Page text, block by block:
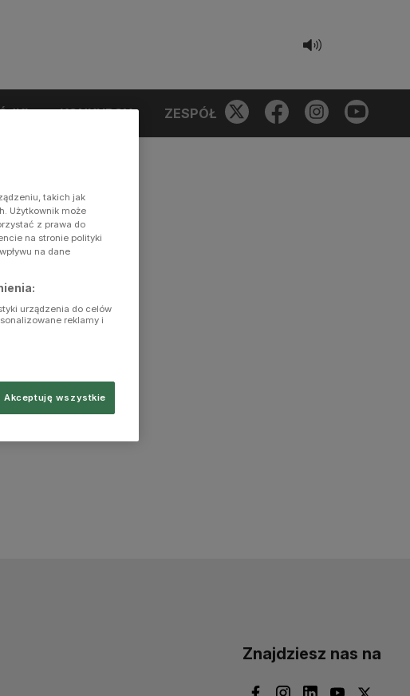
KONKURSY ZESPÓŁ
Znajdziesz nas na
takich jak
Użytkownik może
z prawa do
na stronie polityki
na dane
urządzenia do celów
reklamy i
Akceptuję wszystkie